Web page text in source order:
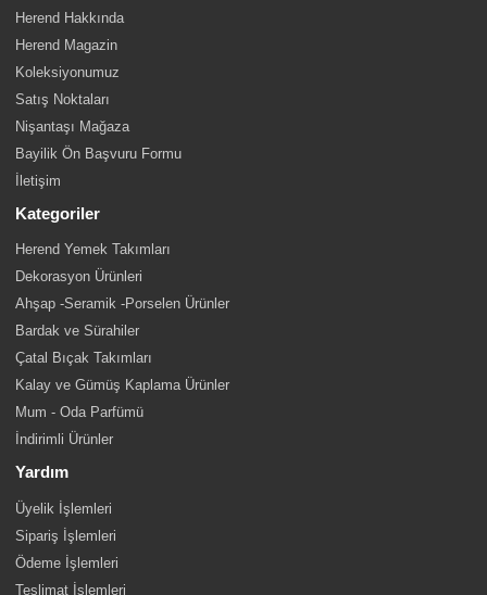
Herend Hakkında
Herend Magazin
Koleksiyonumuz
Satış Noktaları
Nişantaşı Mağaza
Bayilik Ön Başvuru Formu
İletişim
Kategoriler
Herend Yemek Takımları
Dekorasyon Ürünleri
Ahşap -Seramik -Porselen Ürünler
Bardak ve Sürahiler
Çatal Bıçak Takımları
Kalay ve Gümüş Kaplama Ürünler
Mum - Oda Parfümü
İndirimli Ürünler
Yardım
Üyelik İşlemleri
Sipariş İşlemleri
Ödeme İşlemleri
Teslimat İşlemleri